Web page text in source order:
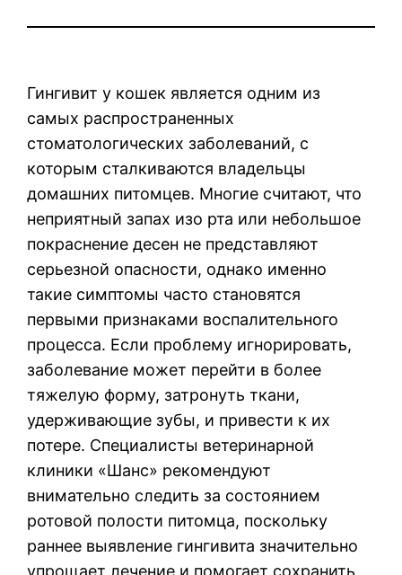
Гингивит у кошек является одним из
самых распространенных
стоматологических заболеваний, с
которым сталкиваются владельцы
домашних питомцев. Многие считают, что
неприятный запах изо рта или небольшое
покраснение десен не представляют
серьезной опасности, однако именно
такие симптомы часто становятся
первыми признаками воспалительного
процесса. Если проблему игнорировать,
заболевание может перейти в более
тяжелую форму, затронуть ткани,
удерживающие зубы, и привести к их
потере. Специалисты ветеринарной
клиники «Шанс» рекомендуют
внимательно следить за состоянием
ротовой полости питомца, поскольку
раннее выявление гингивита значительно
упрощает лечение и помогает сохранить